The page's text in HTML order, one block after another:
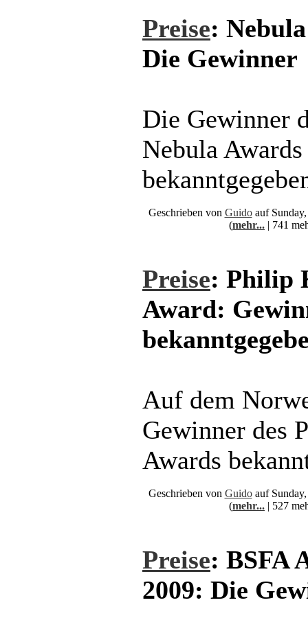
Preise:
Die Gewinner
Die Gewinner
Nebula
Geschrieben von Guidoauf
(mehr... | 741
Preise: Philip
Award:
Auf dem
Gewinner des
Awards
Geschrieben von Guidoauf
(mehr... | 527
Preise: BSFA
2009: Die